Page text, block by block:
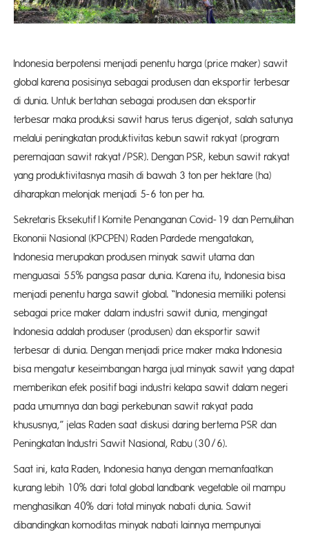
Indonesia berpotensi menjadi penentu harga (price maker) sawit
global karena posisinya sebagai produsen dan eksportir terbesar
di dunia. Untuk bertahan sebagai produsen dan eksportir
terbesar maka produksi sawit harus terus digenjot, salah satunya
melalui peningkatan produktivitas kebun sawit rakyat (program
peremajaan sawit rakyat/PSR). Dengan PSR, kebun sawit rakyat
yang produktivitasnya masih di bawah 3 ton per hektare (ha)
diharapkan melonjak menjadi 5-6 ton per ha.
Sekretaris Eksekutif I Komite Penanganan Covid-19 dan Pemulihan
Ekononii Nasional (KPCPEN) Raden Pardede mengatakan,
Indonesia merupakan produsen minyak sawit utama dan
menguasai 55% pangsa pasar dunia. Karena itu, Indonesia bisa
menjadi penentu harga sawit global. “Indonesia memiliki potensi
sebagai price maker dalam industri sawit dunia, mengingat
Indonesia adalah produser (produsen) dan eksportir sawit
terbesar di dunia. Dengan menjadi price maker maka Indonesia
bisa mengatur keseimbangan harga jual minyak sawit yang dapat
memberikan efek positif bagi industri kelapa sawit dalam negeri
pada umumnya dan bagi perkebunan sawit rakyat pada
khususnya,” jelas Raden saat diskusi daring bertema PSR dan
Peningkatan Industri Sawit Nasional, Rabu (30/6).
Saat ini, kata Raden, Indonesia hanya dengan memanfaatkan
kurang lebih 10% dari total global landbank vegetable oil mampu
menghasilkan 40% dari total minyak nabati dunia. Sawit
dibandingkan komoditas minyak nabati lainnya mempunyai